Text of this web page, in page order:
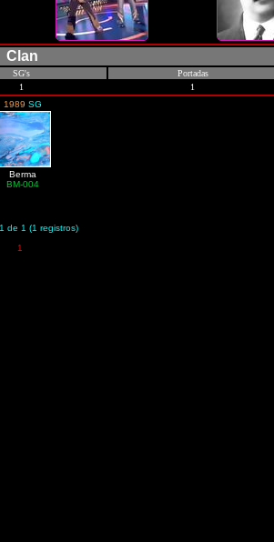
Clan
SG's
Portadas
1
1
1989 SG
Berma
BM-004
de 1 (1 registros)
1